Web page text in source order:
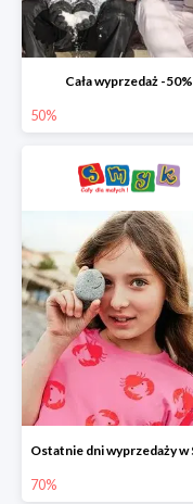
Cała wyprzedaż -50%
50%
70%